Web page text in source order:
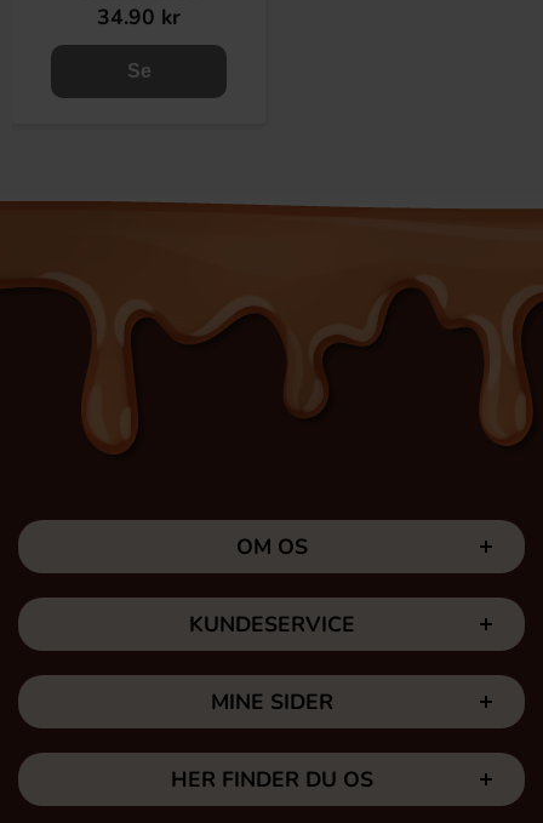
34.90 kr
Se
OM OS
KUNDESERVICE
MINE SIDER
HER FINDER DU OS